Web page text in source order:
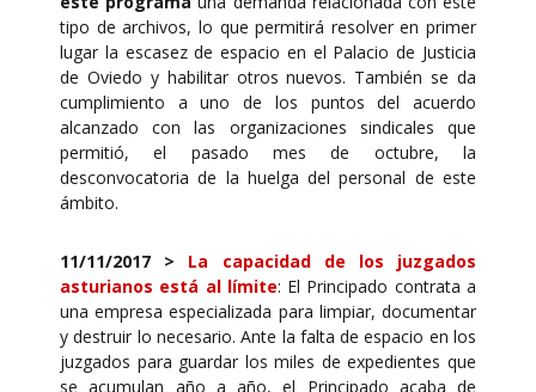
tipo de archivos, lo que permitirá resolver en primer
lugar la escasez de espacio en el Palacio de Justicia
de Oviedo y habilitar otros nuevos. También se da
cumplimiento a uno de los puntos del acuerdo
alcanzado con las organizaciones sindicales que
permitió, el pasado mes de octubre, la
desconvocatoria de la huelga del personal de este
ámbito.
11/11/2017 >
La capacidad de los juzgados
asturianos está al límite: El Principado contrata a
una empresa especializada para limpiar, documentar
y destruir lo necesario. Ante la falta de espacio en los
juzgados para guardar los miles de expedientes que
se acumulan año a año, el Principado acaba de